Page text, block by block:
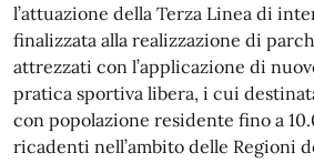
l’attuazione della Terza Linea di
finalizzata alla realizzazione di
attrezzati con l’applicazione di
pratica sportiva libera, i cui
con popolazione residente fino a
ricadenti nell’ambito delle Regioni